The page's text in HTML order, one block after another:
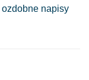
napisy